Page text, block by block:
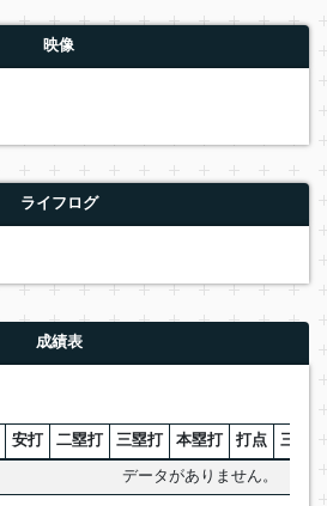
映像
ライフログ
成績表
安打 二塁打 三塁打 本塁打 打点 三振
データがありません。